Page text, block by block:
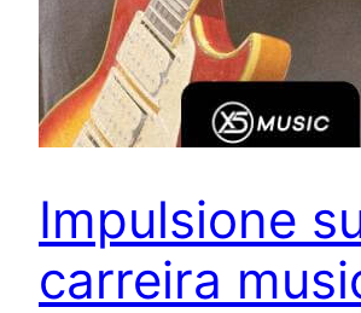
Impulsione
carreira